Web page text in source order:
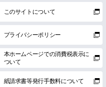
このサイトについて
プライバシーポリシー
本ホームページでの消費税表示に
ついて
紙請求書等発行手数料について